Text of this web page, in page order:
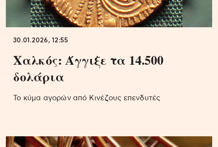
30.01.2026, 12:55
Χαλκός: Άγγιξε τα 14.500
δολάρια
Το κύμα αγορών από Κινέζους επενδυτές